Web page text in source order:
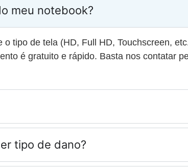
meu notebook?
tipo de tela (HD, Full HD, Touchscreen,
é gratuito e rápido. Basta nos contatar
tipo de dano?